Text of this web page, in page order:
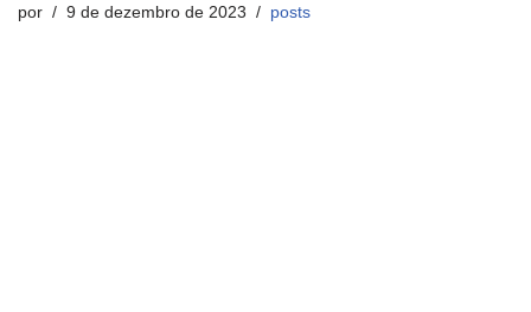
por 9 de dezembro de 2023 posts